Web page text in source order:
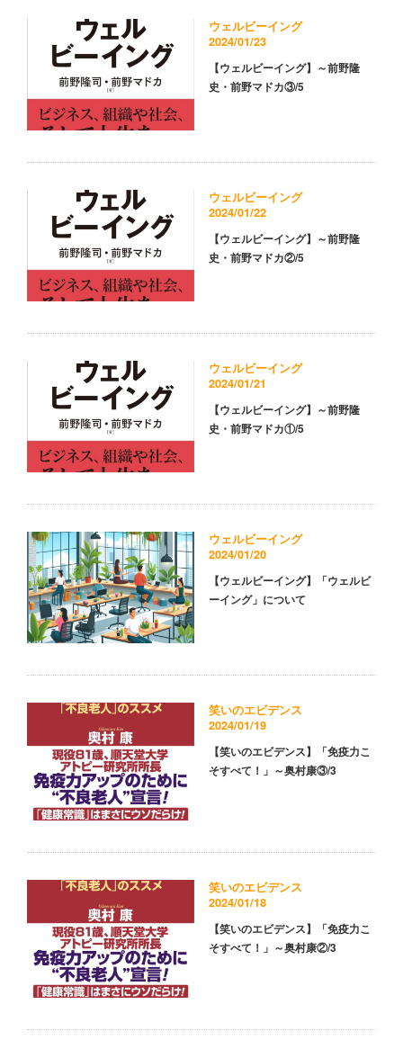
ウェルビーイング
2024/01/23
【ウェルビーイング】～前野隆
史・前野マドカ③/5
ウェルビーイング
2024/01/22
【ウェルビーイング】～前野隆
史・前野マドカ②/5
ウェルビーイング
2024/01/21
【ウェルビーイング】～前野隆
史・前野マドカ①/5
ウェルビーイング
2024/01/20
【ウェルビーイング】「ウェルビ
ーイング」について
笑いのエビデンス
2024/01/19
【笑いのエビデンス】「免疫力こ
そすべて！」～奥村康③/3
笑いのエビデンス
2024/01/18
【笑いのエビデンス】「免疫力こ
そすべて！」～奥村康②/3